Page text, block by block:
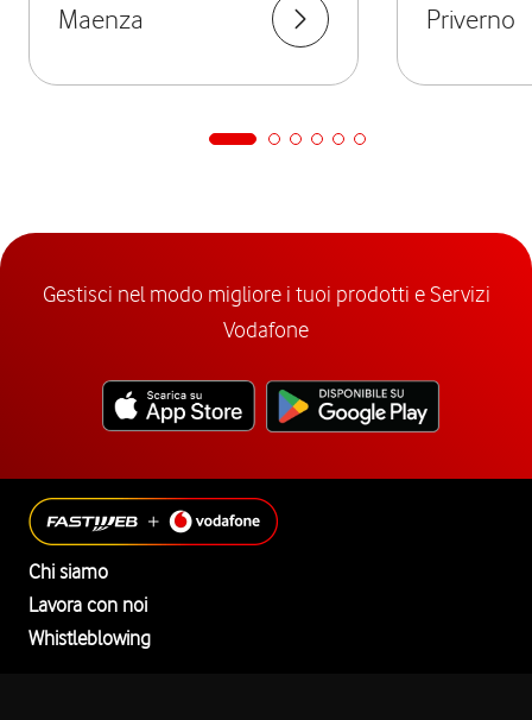
Maenza Priverno
Gestisci nel modo migliore i tuoi prodotti e Servizi
Vodafone
Chi siamo
Lavora con noi
Whistleblowing